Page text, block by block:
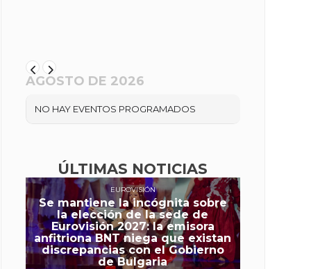
AGOSTO DE 2026
NO HAY EVENTOS PROGRAMADOS
ÚLTIMAS NOTICIAS
EUROVISIÓN
Se mantiene la incógnita sobre
la elección de la sede de
Eurovisión 2027: la emisora
anfitriona BNT niega que existan
discrepancias con el Gobierno
de Bulgaria